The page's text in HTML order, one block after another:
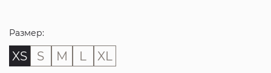
Размер:
XS S M L XL